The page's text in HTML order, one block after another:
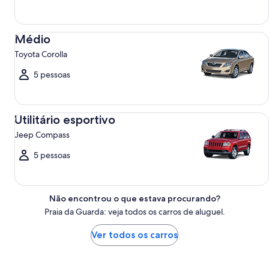
Médio
Toyota Corolla
5 pessoas
Médio Toyota Corolla
Utilitário esportivo
Jeep Compass
5 pessoas
Utilitário esportivo Jeep Compass
Não encontrou o que estava procurando?
Praia da Guarda: veja todos os carros de aluguel.
Ver todos os carros